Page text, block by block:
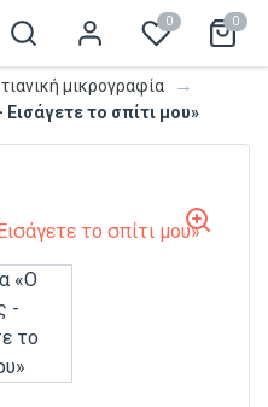
0 0
μικρογραφία →
το σπίτι μου»